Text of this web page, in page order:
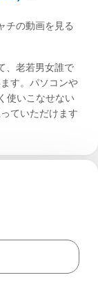
チの動画を見る
、老若男女誰で
す。パソコンや
使いこなせない
ていただけます